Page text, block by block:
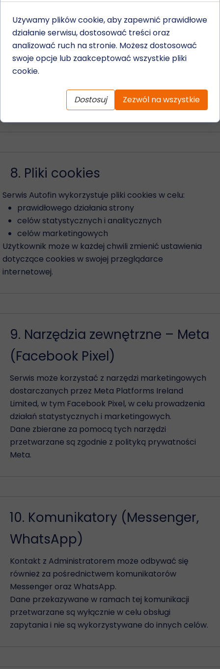
Kontakt z Administratorem może odbywać się
również za pośrednictwem komunikatorów
Messenger oraz WhatsApp.
Dane przekazywane w ramach tej komunikacji
przetwarzane są wyłącznie w celu obsługi
zapytania i nie są wykorzystywane do innych celów.
10. Komunikatory (Messenger,
WhatsApp)
Serwis może korzystać z narzędzi marketingowych
dostarczanych przez Meta Platforms Ireland
Limited, w tym Facebook Pixel, w celu prowadzenia
działań statystycznych i marketingowych.
Dane zbierane za pomocą tych narzędzi
przetwarzane są zgodnie z polityką prywatności
Meta.
9. Narzędzia zewnętrzne – Meta
(Facebook Pixel)
Serwis Autofin wykorzystuje pliki cookies w celu:
prawidłowego działania strony
celów statystycznych i analitycznych
celów marketingowych
Użytkownik może w każdej chwili zmienić ustawienia
dotyczące cookies w swojej przeglądarce
internetowej.
8. Pliki cookies
ich sprostowania
usunięcia danych
ograniczenia przetwarzania
przenoszenia danych
wniesienia sprzeciwu wobec przetwarzania
wniesienia skargi do Prezesa Urzędu Ochrony
Danych Osobowych
Używamy plików cookie, aby zapewnić prawidłowe
działanie serwisu, dostosować treści oraz
analizować ruch na stronie. Możesz dostosować
swoje opcje lub zaakceptować wszystkie pliki
cookie.
Dostosuj Zezwól na wszystkie